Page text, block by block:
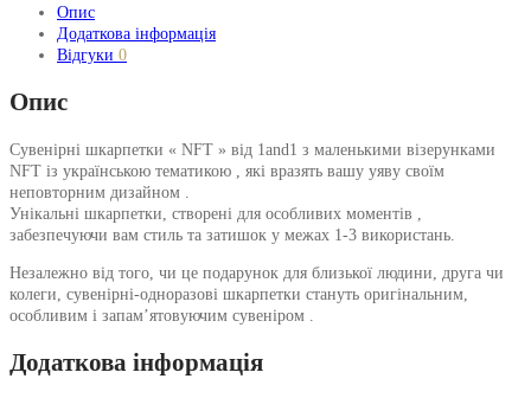
Опис
Додаткова інформація
Відгуки 0
Опис
Сувенірні шкарпетки « NFT » від 1and1 з маленькими візерунками
NFT із українською тематикою , які вразять вашу уяву своїм
неповторним дизайном .
Унікальні шкарпетки, створені для особливих моментів ,
забезпечуючи вам стиль та затишок у межах 1-3 використань.
Незалежно від того, чи це подарунок для близької людини, друга чи
колеги, сувенірні-одноразові шкарпетки стануть оригінальним,
особливим і запам’ятовуючим сувеніром .
Додаткова інформація